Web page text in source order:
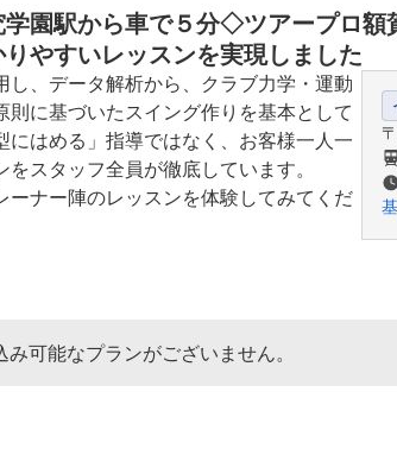
園駅から車で５分◇ツアープロ
やすいレッスンを実現しました
し、データ解析から、クラブ力学・運動
則に基づいたスイング作りを基本として
にはめる」指導ではなく、お客様一人一
スタッフ全員が徹底しています。
ーナー陣のレッスンを体験してみてくだ
可能なプランがございません。